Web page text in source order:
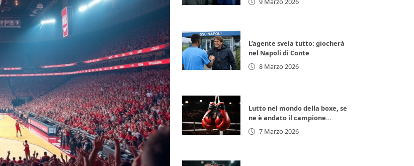
L’agente svela tutto: giocherà
nel Napoli di Conte
8 Marzo 2026
Lutto nel mondo della boxe, se
ne è andato il campione
d’Europa: lacrime per la
leggenda italiana
7 Marzo 2026